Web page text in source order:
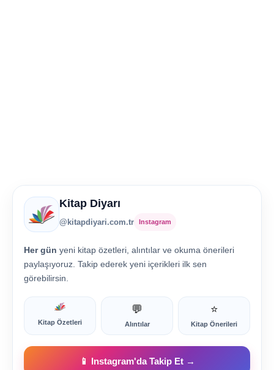
Kitap Diyarı
@kitapdiyari.com.tr Instagram
Her gün yeni kitap özetleri, alıntılar ve okuma önerileri
paylaşıyoruz. Takip ederek yeni içerikleri ilk sen
görebilirsin.
Kitap Özetleri
💬
Alıntılar
⭐
Kitap Önerileri
📱 Instagram'da Takip Et →